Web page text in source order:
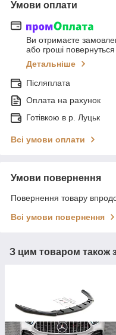
Умови оплати
Ви отримаєте
або гроші
Детальніше
Післяплата
Оплата на рахунок
Готівкою в р. Луцьк
Всі умови оплати
Умови повернення
Повернення товару
Всі умови повернення
З цим товаром також